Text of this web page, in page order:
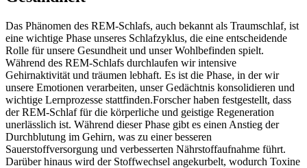
Das Phänomen des REM-Schlafs, auch bekannt als Traumschlaf, ist
eine wichtige Phase unseres Schlafzyklus, die eine entscheidende
Rolle für unsere Gesundheit und unser Wohlbefinden spielt.
Während des REM-Schlafs durchlaufen wir intensive
Gehirnaktivität und träumen lebhaft. Es ist die Phase, in der wir
unsere Emotionen verarbeiten, unser Gedächtnis konsolidieren und
wichtige Lernprozesse stattfinden.Forscher haben festgestellt, dass
der REM-Schlaf für die körperliche und geistige Regeneration
unerlässlich ist. Während dieser Phase gibt es einen Anstieg der
Durchblutung im Gehirn, was zu einer besseren
Sauerstoffversorgung und verbesserten Nährstoffaufnahme führt.
Darüber hinaus wird der Stoffwechsel angekurbelt, wodurch Toxine